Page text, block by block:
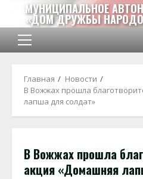
Перейти
содержимому
МУНИЦИПАЛЬНОЕ
«ДОМ ДРУЖБЫ
Основное
Главная
Новости
В Вожжах прошла
лапша для солдат»
В Вожжах прошла
акция «Домашняя